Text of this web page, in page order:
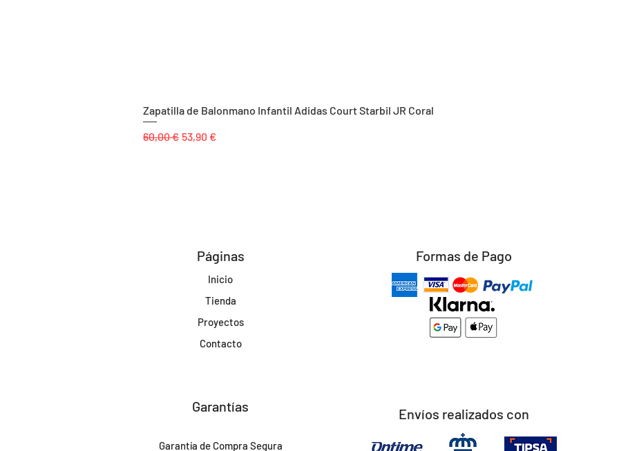
Zapatilla de Balonmano Infantil Adidas Court Starbil JR Coral
Precio
60,00 € Precio de oferta
53,90 €
Páginas
Inicio
Tienda
Proyectos
Contacto
Garantías
Garantía de Compra Segura
Formas de Pago
Envíos realizados con